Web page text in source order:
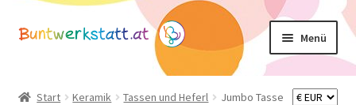
Zur
Zum
Menü
öffnen
Start Keramik Tassen und Heferl
Jumbo Tasse